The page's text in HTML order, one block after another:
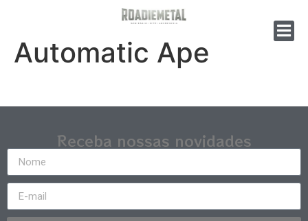
Automatic Ape
Receba nossas novidades